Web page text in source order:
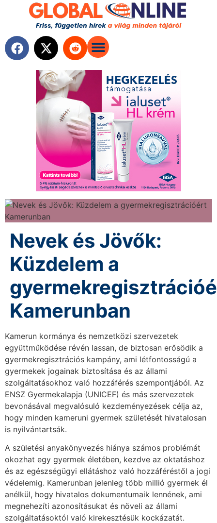
Nevek és Jövők:
Küzdelem a
Kamerunban
Kamerun kormánya és nemzetközi szervezetek
együttműködése révén lassan, de biztosan erősödik a
gyermekregisztrációs kampány, ami létfontosságú a
gyermekek jogainak biztosítása és az állami
szolgáltatásokhoz való hozzáférés szempontjából. Az
ENSZ Gyermekalapja (UNICEF) és más szervezetek
bevonásával megvalósuló kezdeményezések célja az,
hogy minden kameruni gyermek születését hivatalosan
is nyilvántartsák.
A születési anyakönyvezés hiánya számos problémát
okozhat egy gyermek életében, kezdve az oktatáshoz
és az egészségügyi ellátáshoz való hozzáféréstől a jogi
védelemig. Kamerunban jelenleg több millió gyermek él
anélkül, hogy hivatalos dokumentumaik lennének, ami
megnehezíti azonosításukat és növeli az állami
szolgáltatásoktól való kirekesztésük kockázatát.